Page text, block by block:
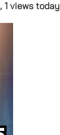
, 1 views today